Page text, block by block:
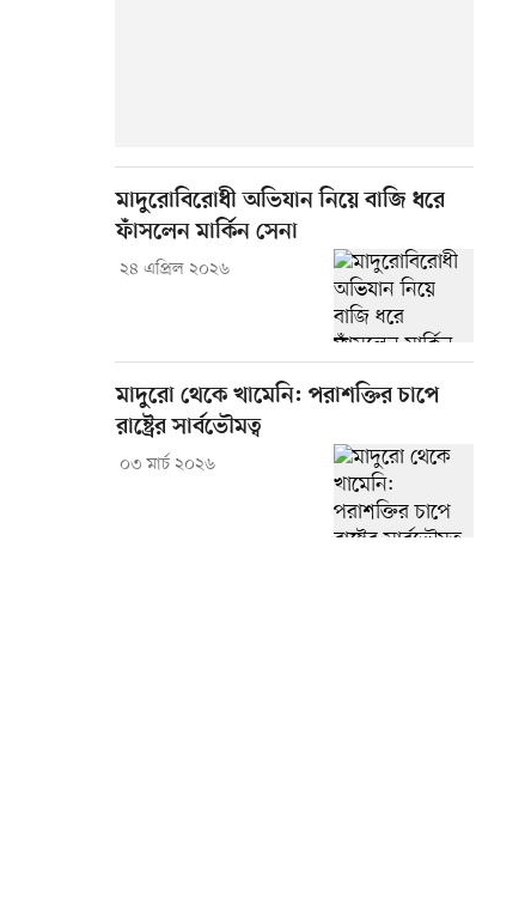
মাদুরোবিরোধী অভিযান নিয়ে বাজি ধরে
ফাঁসলেন মার্কিন সেনা
২৪ এপ্রিল ২০২৬
মাদুরো থেকে খামেনি: পরাশক্তির চাপে
রাষ্ট্রের সার্বভৌমত্ব
০৩ মার্চ ২০২৬